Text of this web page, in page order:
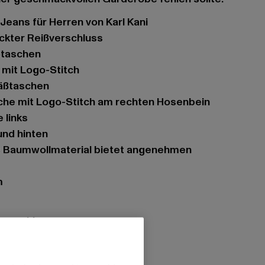
für Herren von Karl Kani
Reißverschluss
mit Logo-Stitch
mit Logo-Stitch am rechten Hosenbein
links
hinten